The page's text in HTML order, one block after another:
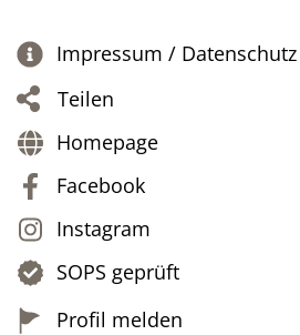
Impressum / Datenschutz
Teilen
Homepage
Facebook
Instagram
SOPS geprüft
Profil melden